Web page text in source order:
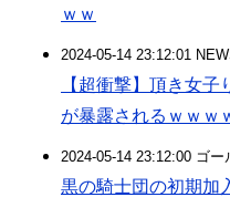
ｗｗ
2024-05-14 23:12:01
【超衝撃】頂き女
が暴露されるｗｗｗ
2024-05-14 23:12:00 ゴ
黒の騎士団の初期加